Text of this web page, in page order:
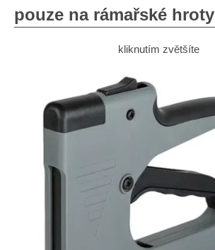
pouze na rámařské hroty
kliknutím zvětšíte